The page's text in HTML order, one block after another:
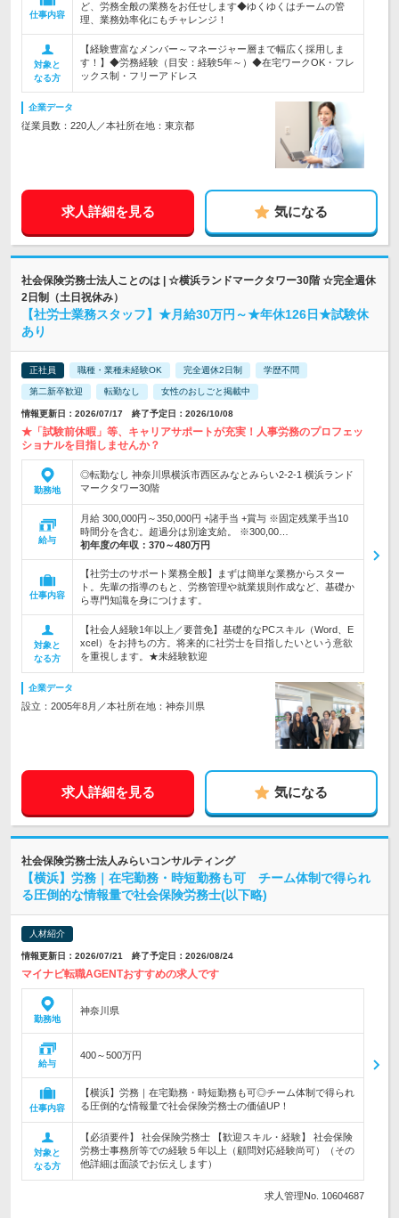
仕事内容
ど、労務全般の業務をお任せします◆ゆくゆくはチームの管
理、業務効率化にもチャレンジ！
対象と
なる方
【経験豊富なメンバー～マネージャー層まで幅広く採用しま
す！】◆労務経験（目安：経験5年～）◆在宅ワークOK・フレ
ックス制・フリーアドレス
企業データ
従業員数：220人／本社所在地：東京都
求人詳細を見る 気になる
社会保険労務士法人ことのは | ☆横浜ランドマークタワー30階 ☆完全週休
2日制（土日祝休み）
【社労士業務スタッフ】★月給30万円～★年休126日★試験休
あり
正社員 職種・業種未経験OK 完全週休2日制 学歴不問
第二新卒歓迎 転勤なし 女性のおしごと掲載中
情報更新日：2026/07/17 終了予定日：2026/10/08
★「試験前休暇」等、キャリアサポートが充実！人事労務のプロフェッ
ショナルを目指しませんか？
勤務地
◎転勤なし 神奈川県横浜市西区みなとみらい2-2-1 横浜ランド
マークタワー30階
給与
月給 300,000円～350,000円 +諸手当 +賞与 ※固定残業手当10
時間分を含む。超過分は別途支給。 ※300,00…
初年度の年収： 370～480万円
仕事内容
【社労士のサポート業務全般】まずは簡単な業務からスター
ト。先輩の指導のもと、労務管理や就業規則作成など、基礎か
ら専門知識を身につけます。
対象と
なる方
【社会人経験1年以上／要普免】基礎的なPCスキル（Word、E
xcel）をお持ちの方。将来的に社労士を目指したいという意欲
を重視します。★未経験歓迎
企業データ
設立：2005年8月／本社所在地：神奈川県
求人詳細を見る 気になる
社会保険労務士法人みらいコンサルティング
【横浜】労務｜在宅勤務・時短勤務も可 チーム体制で得られ
る圧倒的な情報量で社会保険労務士(以下略)
人材紹介
情報更新日：2026/07/21 終了予定日：2026/08/24
マイナビ転職AGENTおすすめの求人です
勤務地
神奈川県
給与
400～500万円
仕事内容
【横浜】労務｜在宅勤務・時短勤務も可◎チーム体制で得られ
る圧倒的な情報量で社会保険労務士の価値UP！
対象と
なる方
【必須要件】 社会保険労務士 【歓迎スキル・経験】 社会保険
労務士事務所等での経験５年以上（顧問対応経験尚可）（その
他詳細は面談でお伝えします）
求人管理No. 10604687